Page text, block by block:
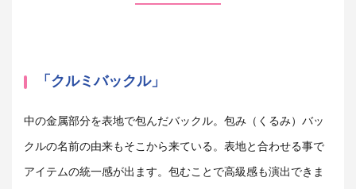
「クルミバックル」
中の金属部分を表地で包んだバックル。包み（くるみ）バッ
クルの名前の由来もそこから来ている。表地と合わせる事で
アイテムの統一感が出ます。包むことで高級感も演出できま